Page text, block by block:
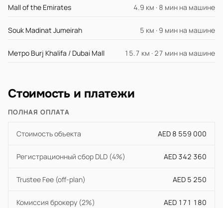
Mall of the Emirates 4.9 км · 8 мин на машине
Souk Madinat Jumeirah 5 км · 9 мин на машине
Метро Burj Khalifa / Dubai Mall 15.7 км · 27 мин на машине
Стоимость и платежи
ПОЛНАЯ ОПЛАТА
Стоимость объекта AED 8 559 000
Регистрационный сбор DLD (4%) AED 342 360
Trustee Fee (off-plan) AED 5 250
Комиссия брокеру (2%) AED 171 180